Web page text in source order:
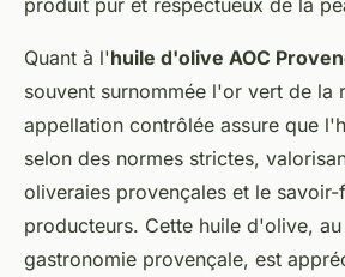
produit pur et respectueux de la
Quant à l'huile d'olive AOC
souvent surnommée l'or vert de la
appellation contrôlée assure que
selon des normes strictes,
oliveraies provençales et le savoir-
producteurs. Cette huile d'olive,
gastronomie provençale, est